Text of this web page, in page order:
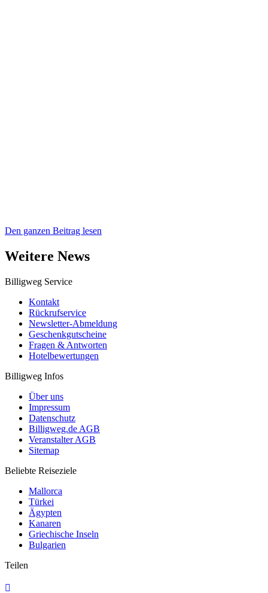
Den ganzen Beitrag lesen
Weitere News
Billigweg Service
Kontakt
Rückrufservice
Newsletter-Abmeldung
Geschenkgutscheine
Fragen & Antworten
Hotelbewertungen
Billigweg Infos
Über uns
Impressum
Datenschutz
Billigweg.de AGB
Veranstalter AGB
Sitemap
Beliebte Reiseziele
Mallorca
Türkei
Ägypten
Kanaren
Griechische Inseln
Bulgarien
Teilen